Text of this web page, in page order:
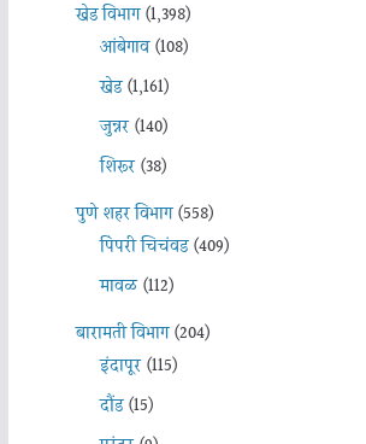
खेड विभाग(1,398)
आंबेगाव(108)
खेड(1,161)
जुन्नर(140)
शिरूर(38)
पुणे शहर विभाग(558)
पिंपरी चिचंवड(409)
मावळ(112)
बारामती विभाग(204)
इंदापूर(115)
दौंड(15)